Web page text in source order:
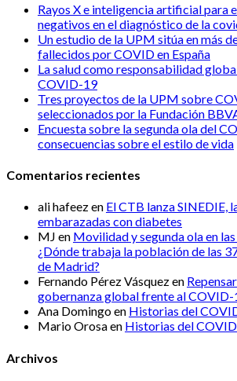
Rayos X e inteligencia artificial para
negativos en el diagnóstico de la
Un estudio de la UPM sitúa en más
fallecidos por COVID en España
La salud como responsabilidad
COVID-19
Tres proyectos de la UPM sobre
seleccionados por la Fundación
Encuesta sobre la segunda ola del
consecuencias sobre el estilo de vida
Comentarios recientes
ali hafeezen El CTB lanza SINEDIE,
embarazadas con diabetes
MJ en Movilidad y segunda ola en
¿Dónde trabaja la población de las
de Madrid?
Fernando Pérez Vásquezen
gobernanza global frente al COVID-
Ana Domingoen Historias del
Mario Orosaen Historias del
Archivos